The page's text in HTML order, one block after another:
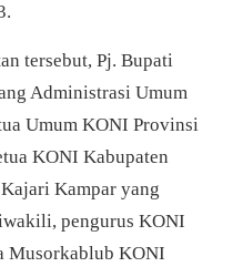
tersebut, Pj. Bupati
Administrasi Umum
Umum KONI Provinsi
KONI Kabupaten
Kampar yang
pengurus KONI
Musorkablub KONI